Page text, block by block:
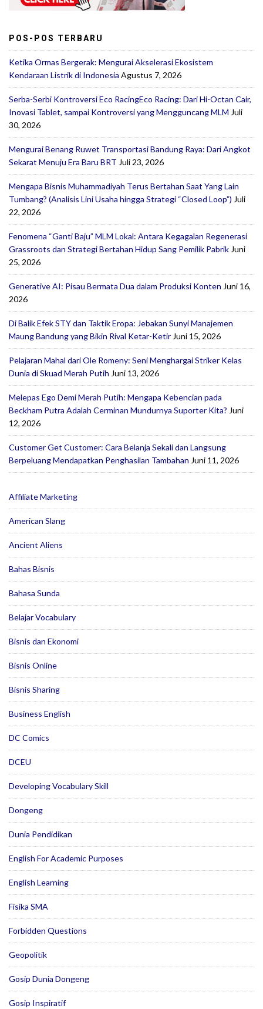
POS-POS TERBARU
Ketika Ormas Bergerak: Mengurai Akselerasi Ekosistem
Kendaraan Listrik di Indonesia Agustus 7, 2026
Serba-Serbi Kontroversi Eco RacingEco Racing: Dari Hi-Octan Cair,
Inovasi Tablet, sampai Kontroversi yang Mengguncang MLM Juli
30, 2026
Mengurai Benang Ruwet Transportasi Bandung Raya: Dari Angkot
Sekarat Menuju Era Baru BRT Juli 23, 2026
Mengapa Bisnis Muhammadiyah Terus Bertahan Saat Yang Lain
Tumbang? (Analisis Lini Usaha hingga Strategi “Closed Loop”) Juli
22, 2026
Fenomena “Ganti Baju” MLM Lokal: Antara Kegagalan Regenerasi
Grassroots dan Strategi Bertahan Hidup Sang Pemilik Pabrik Juni
25, 2026
Generative AI: Pisau Bermata Dua dalam Produksi Konten Juni 16,
2026
Di Balik Efek STY dan Taktik Eropa: Jebakan Sunyi Manajemen
Maung Bandung yang Bikin Rival Ketar-Ketir Juni 15, 2026
Pelajaran Mahal dari Ole Romeny: Seni Menghargai Striker Kelas
Dunia di Skuad Merah Putih Juni 13, 2026
Melepas Ego Demi Merah Putih: Mengapa Kebencian pada
Beckham Putra Adalah Cerminan Mundurnya Suporter Kita? Juni
12, 2026
Customer Get Customer: Cara Belanja Sekali dan Langsung
Berpeluang Mendapatkan Penghasilan Tambahan Juni 11, 2026
Affiliate Marketing
American Slang
Ancient Aliens
Bahas Bisnis
Bahasa Sunda
Belajar Vocabulary
Bisnis dan Ekonomi
Bisnis Online
Bisnis Sharing
Business English
DC Comics
DCEU
Developing Vocabulary Skill
Dongeng
Dunia Pendidikan
English For Academic Purposes
English Learning
Fisika SMA
Forbidden Questions
Geopolitik
Gosip Dunia Dongeng
Gosip Inspiratif